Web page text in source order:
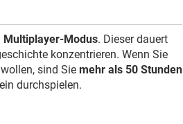
Multiplayer-Modus. Dieser dauert
konzentrieren. Wenn Sie
sind Sie mehr als 50 Stunden
durchspielen.